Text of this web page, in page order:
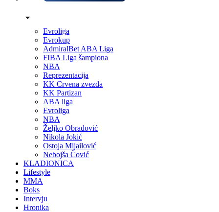
Evroliga
Evrokup
AdmiralBet ABA Liga
FIBA Liga šampiona
NBA
Reprezentacija
KK Crvena zvezda
KK Partizan
ABA liga
Evroliga
NBA
Željko Obradović
Nikola Jokić
Ostoja Mijailović
Nebojša Čović
KLADIONICA
Lifestyle
MMA
Boks
Intervju
Hronika